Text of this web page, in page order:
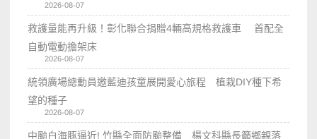
2026-08-07
救護量能再升級！彰化聯合捐贈4輛高規格救護車 首配全
自動電動擔架床
2026-08-07
統領廣場總動員邀藍迪孩童展開愛心旅程 植栽DIY種下希
望的種子
2026-08-07
中颱白海豚逼近! 竹縣全面防颱整備 楊文科縣長籲鄉親落